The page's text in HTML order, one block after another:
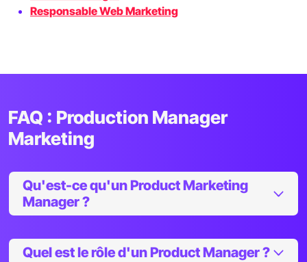
Responsable Web Marketing
FAQ : Production Manager
Marketing
Qu'est-ce qu'un Product Marketing
Manager ?
Quel est le rôle d'un Product Manager ?